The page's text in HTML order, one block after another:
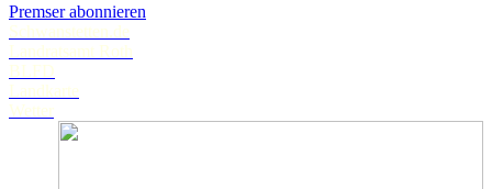
Premser abonnieren
Schwanstetten.de
Landratsamt Roth
BLFD
Landkarte
Wetter